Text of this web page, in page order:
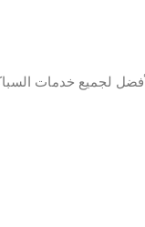
لجميع خدمات السباكة